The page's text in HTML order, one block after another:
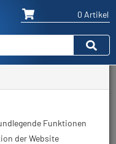
0 Artikel
Funktionen
der Website